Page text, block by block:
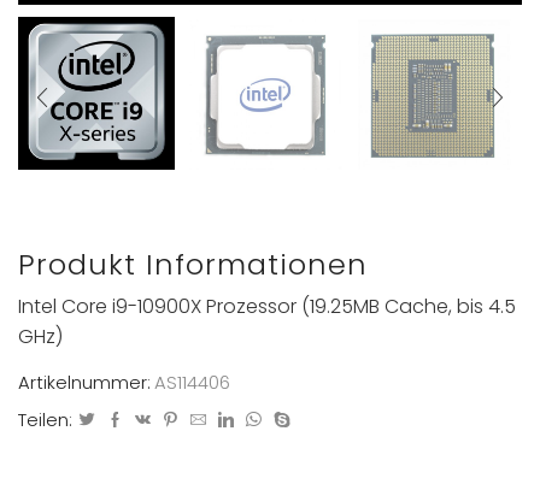
Produkt Informationen
Intel Core i9-10900X Prozessor (19.25MB Cache, bis 4.5
GHz)
Artikelnummer:AS114406
Teilen: